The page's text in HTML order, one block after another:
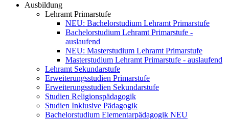
Ausbildung
Lehramt Primarstufe
NEU: Bachelorstudium Lehramt Primarstufe
Bachelorstudium Lehramt Primarstufe -
auslaufend
NEU: Masterstudium Lehramt Primarstufe
Masterstudium Lehramt Primarstufe - auslaufend
Lehramt Sekundarstufe
Erweiterungsstudien Primarstufe
Erweiterungsstudien Sekundarstufe
Studien Religionspädagogik
Studien Inklusive Pädagogik
Bachelorstudium Elementarpädagogik NEU